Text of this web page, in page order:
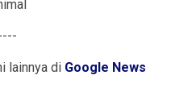
lainnya di Google News